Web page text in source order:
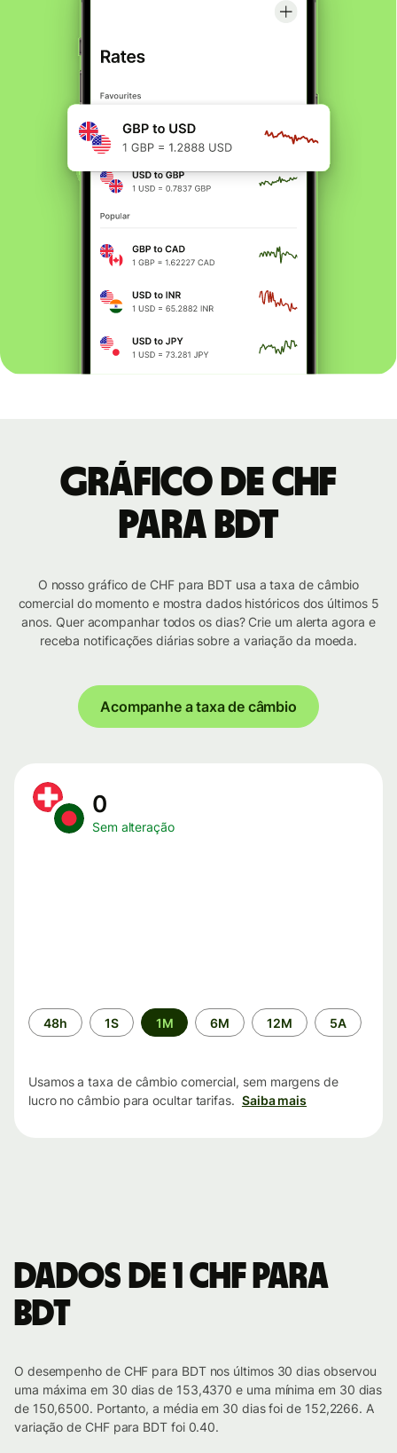
Gráfico de CHF
para BDT
O nosso gráfico de CHF para BDT usa a taxa de câmbio
comercial do momento e mostra dados históricos dos últimos 5
anos. Quer acompanhar todos os dias? Crie um alerta agora e
receba notificações diárias sobre a variação da moeda.
Acompanhe a taxa de câmbio
0
Sem alteração
Período
de
48h 1S 1M 6M 12M 5A
Usamos a taxa de câmbio comercial, sem margens de
lucro no câmbio para ocultar tarifas. Saiba mais
Dados de 1 CHF para
BDT
O desempenho de CHF para BDT nos últimos 30 dias observou
uma máxima em 30 dias de 153,4370 e uma mínima em 30 dias
de 150,6500. Portanto, a média em 30 dias foi de 152,2266. A
variação de CHF para BDT foi 0.40.